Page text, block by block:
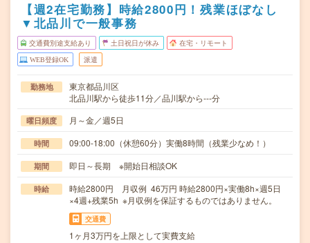
【週2在宅勤務】時給2800円！残業ほぼなし
▼北品川で一般事務
交通費別途支給あり 土日祝日が休み 在宅・リモート
WEB登録OK 派遣
勤務地
東京都品川区
北品川駅から徒歩11分／品川駅から---分
曜日頻度 月～金／週5日
時間 09:00-18:00（休憩60分）実働8時間（残業少なめ！）
期間 即日～長期 ※開始日相談OK
時給
時給2800円 月収例 46万円 時給2800円×実働8h×週5日
×4週+残業5h ※月収例を保証するものではありません。
交通費
1ヶ月3万円を上限として実費支給